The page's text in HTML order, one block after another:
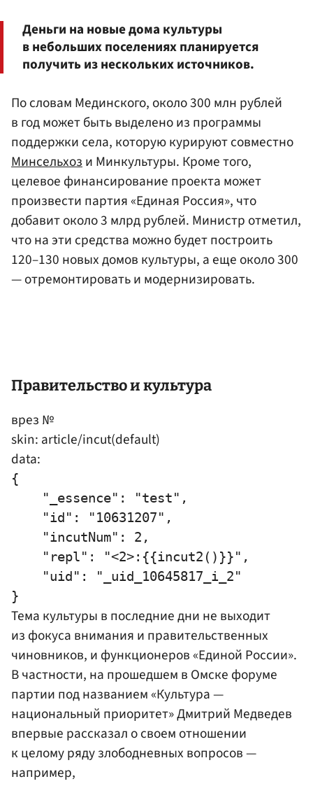
Деньги на новые дома культуры
в небольших поселениях планируется
получить из нескольких источников.
По словам Мединского, около 300 млн рублей
в год может быть выделено из программы
поддержки села, которую курируют совместно
Минсельхози Минкультуры. Кроме того,
целевое финансирование проекта может
произвести партия «Единая Россия», что
добавит около 3 млрд рублей. Министр отметил,
что на эти средства можно будет построить
120–130 новых домов культуры, а еще около 300
— отремонтировать и модернизировать.
Правительство и культура
врез №
skin: article/incut(default)
data:
{
    "_essence": "test",
    "id": "10631207",
    "incutNum": 2,
    "repl": "<2>:{{incut2()}}",
    "uid": "_uid_10645817_i_2"
Тема культуры в последние дни не выходит
из фокуса внимания и правительственных
чиновников, и функционеров«Единой России».
В частности, на прошедшем в Омске форуме
партии под названием «Культура —
национальный приоритет» Дмитрий Медведев
впервые рассказал о своем отношении
к целому ряду злободневных вопросов —
например,